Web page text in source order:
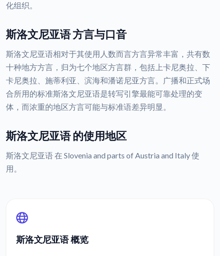
化组织。
斯洛文尼亚语 方言与口音
斯洛文尼亚语相对于其使用人数而言方言异常丰富，共有数
十种地方方言，归为七个地区方言群，包括上卡尼奥拉、下
卡尼奥拉、施蒂利亚、滨海和潘诺尼亚方言。广播和正式场
合所用的标准斯洛文尼亚语是转写引擎最能可靠处理的变
体，而浓重的地区方言可能与标准语差异明显。
斯洛文尼亚语 的使用地区
斯洛文尼亚语 在 Slovenia and parts of Austria and Italy 使
用。
斯洛文尼亚语 概览